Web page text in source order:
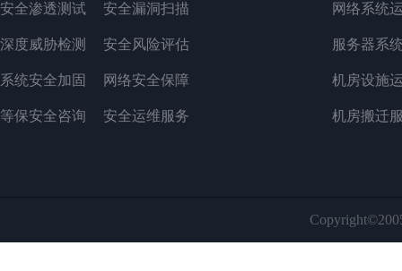
安全渗透测试 安全漏洞扫描
深度威胁检测 安全风险评估
系统安全加固 网络安全保障
等保安全咨询 安全运维服务
网络系统
服务器系
机房设施
机房搬迁